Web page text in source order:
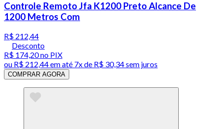
Controle Remoto Jfa K1200 Preto Alcance De
1200 Metros Com
R$ 212,44
Desconto
R$ 174,20no PIX
ou R$ 212,44em até 7x de R$ 30,34 sem juros
COMPRAR AGORA